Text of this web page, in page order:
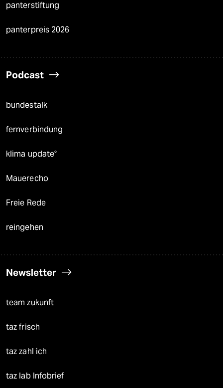
panterstiftung
panterpreis 2026
Podcast
bundestalk
fernverbindung
klima update°
Mauerecho
Freie Rede
reingehen
Newsletter
team zukunft
taz frisch
taz zahl ich
taz lab Infobrief